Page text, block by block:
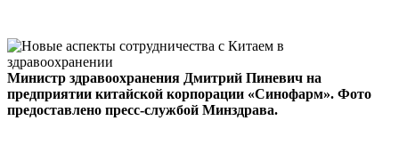
Министр здравоохранения Дмитрий Пиневич на
предприятии китайской корпорации «Синофарм». Фото
предоставлено пресс-службой Минздрава.